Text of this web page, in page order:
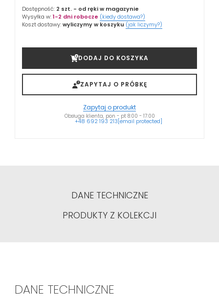
Dostępność: 2 szt. - od ręki w magazynie
Wysyłka w:1-2 dni robocze (kiedy dostawa?)
Koszt dostawy:wyliczymy w koszyku (jak liczymy?)
DODAJ DO KOSZYKA
ZAPYTAJ O PRÓBKĘ
Zapytaj o produkt
Obsługa klienta, pon - pt 8:00 - 17:00
+48 692 193 213[email protected]
DANE TECHNICZNE
PRODUKTY Z KOLEKCJI
DANE TECHNICZNE